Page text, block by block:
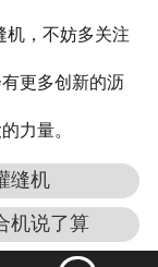
机，不妨多关注
更多创新的沥
力量。
缝机
机说了算